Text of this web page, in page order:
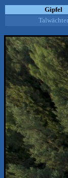
Gipfel
Talwächter